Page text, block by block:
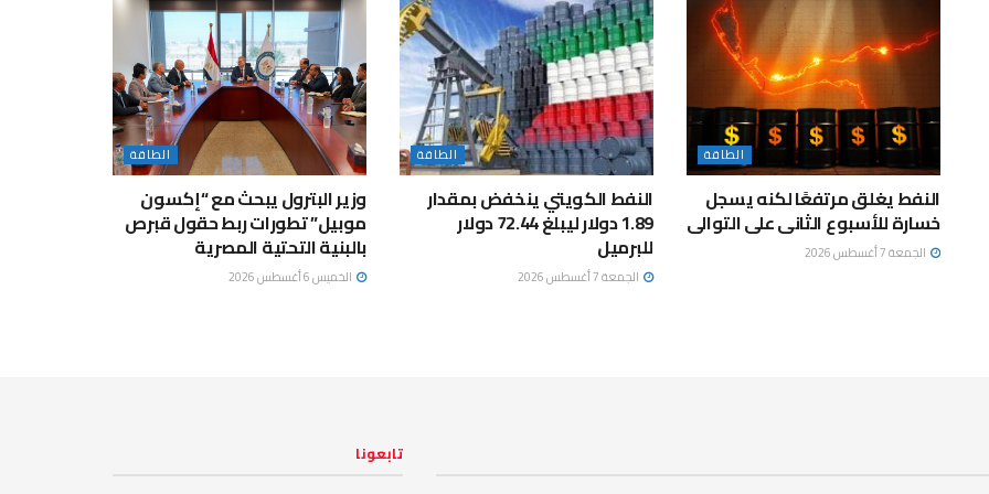
الطاقة
النفط يغلق مرتفعًا لكنه يسجل
خسارة للأسبوع الثانى على التوالى
الجمعة 7 أغسطس 2026
الطاقة
النفط الكويتي ينخفض بمقدار
1.89 دولار ليبلغ 72.44 دولار
للبرميل
الجمعة 7 أغسطس 2026
الطاقة
وزير البترول يبحث مع “إكسون
موبيل” تطورات ربط حقول قبرص
بالبنية التحتية المصرية
الخميس 6 أغسطس 2026
تابعونا